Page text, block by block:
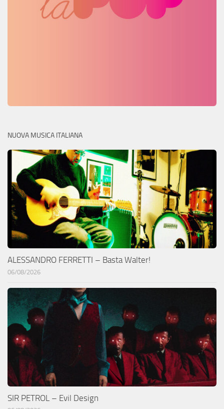
NUOVA MUSICA ITALIANA
ALESSANDRO FERRETTI – Basta Walter!
06/08/2026
SIR PETROL – Evil Design